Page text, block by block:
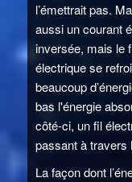
l’émettrait pas.
aussi un courant
inversée, mais le
électrique se
beaucoup
bas l'énergie
côté-ci, un fil
passant à travers
La façon dont